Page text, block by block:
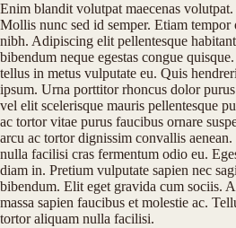
Enim blandit volutpat maecenas
Mollis nunc sed id semper. Etiam
nibh. Adipiscing elit pellentesque
bibendum neque egestas congue
tellus in metus vulputate eu. Quis
ipsum. Urna porttitor rhoncus dolor
vel elit scelerisque mauris pellentesque
ac tortor vitae purus faucibus ornare
arcu ac tortor dignissim convallis
nulla facilisi cras fermentum odio eu.
diam in. Pretium vulputate sapien nec
bibendum. Elit eget gravida cum sociis.
massa sapien faucibus et molestie ac.
tortor aliquam nulla facilisi.